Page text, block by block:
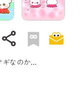
share
ギなのか...